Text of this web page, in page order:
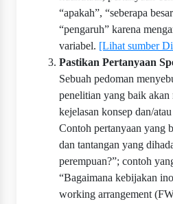
“apakah”, “seberapa
“pengaruh” karena
variabel. [Lihat sumber
Pastikan Pertanyaan
Sebuah pedoman
penelitian yang baik akan
kejelasan konsep dan/
Contoh pertanyaan yang
dan tantangan yang
perempuan?”; contoh
“Bagaimana kebijakan
working arrangement